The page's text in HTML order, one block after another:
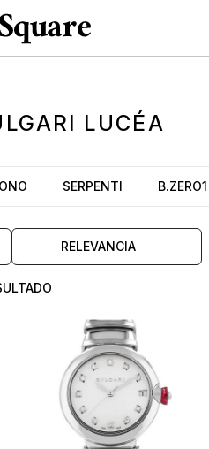
LUCÉA
SERPENTI B.ZERO1
RELEVANCIA